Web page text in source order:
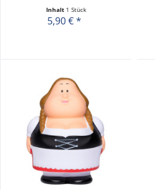
Inhalt 1 Stück
5,90 € *